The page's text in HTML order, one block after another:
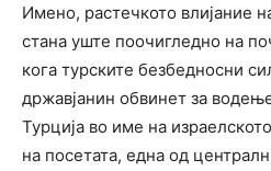
Имено, растечкото влијание
стана уште поочигледно на
кога турските безбедносни
државјанин обвинет за
Турција во име на
на посетата, една од